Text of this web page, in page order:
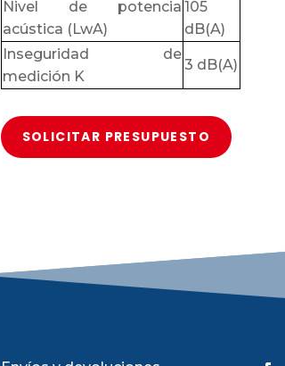
Nivel de potencia
acústica (LwA)
105
dB(A)
Inseguridad de
medición K
3 dB(A)
SOLICITAR PRESUPUESTO